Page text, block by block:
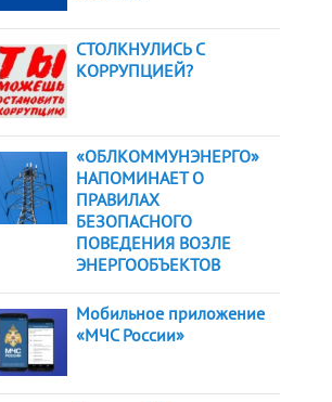
СТОЛКНУЛИСЬ С
КОРРУПЦИЕЙ?
«ОБЛКОММУНЭНЕРГО»
НАПОМИНАЕТ О
ПРАВИЛАХ
БЕЗОПАСНОГО
ПОВЕДЕНИЯ ВОЗЛЕ
ЭНЕРГООБЪЕКТОВ
Мобильное приложение
«МЧС России»